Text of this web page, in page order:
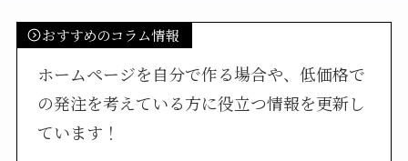
おすすめのコラム情報
ホームページを自分で作る場合や、低価格で
の発注を考えている方に役立つ情報を更新し
ています！